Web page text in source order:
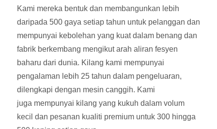
Kami mereka bentuk dan membangunkan lebih
daripada 500 gaya setiap tahun untuk pelanggan dan
mempunyai kebolehan yang kuat dalam benang dan
fabrik berkembang mengikut arah aliran fesyen
baharu dari dunia. Kilang kami mempunyai
pengalaman lebih 25 tahun dalam pengeluaran,
dilengkapi dengan mesin canggih. Kami
juga mempunyai kilang yang kukuh dalam volum
kecil dan pesanan kualiti premium untuk 300 hingga